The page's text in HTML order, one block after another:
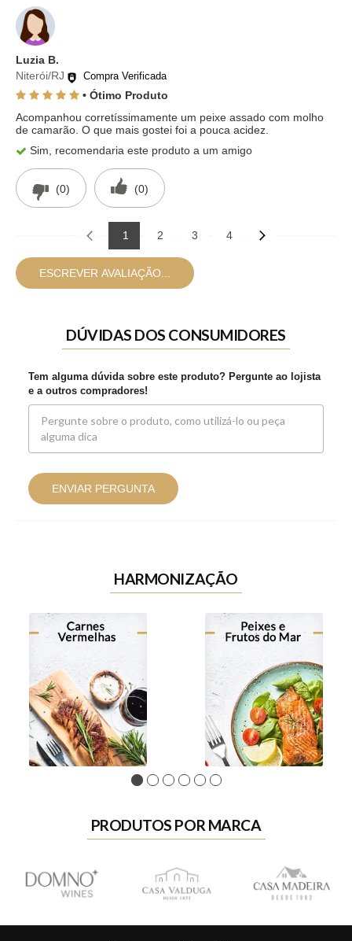
Luzia B.
Niterói/RJ
Compra Verificada
• Ótimo Produto
Acompanhou corretíssimamente um peixe assado com molho
de camarão. O que mais gostei foi a pouca acidez.
Sim, recomendaria este produto a um amigo
(0) (0)
1 2 3 4
ESCREVER AVALIAÇÃO...
DÚVIDAS DOS CONSUMIDORES
Tem alguma dúvida sobre este produto? Pergunte ao lojista
e a outros compradores!
ENVIAR PERGUNTA
HARMONIZAÇÃO
1 2 3 4 5 6
PRODUTOS POR MARCA